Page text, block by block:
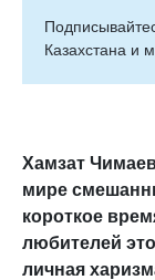
Казахстана и
Хамзат
мире
короткое
любителей
личная